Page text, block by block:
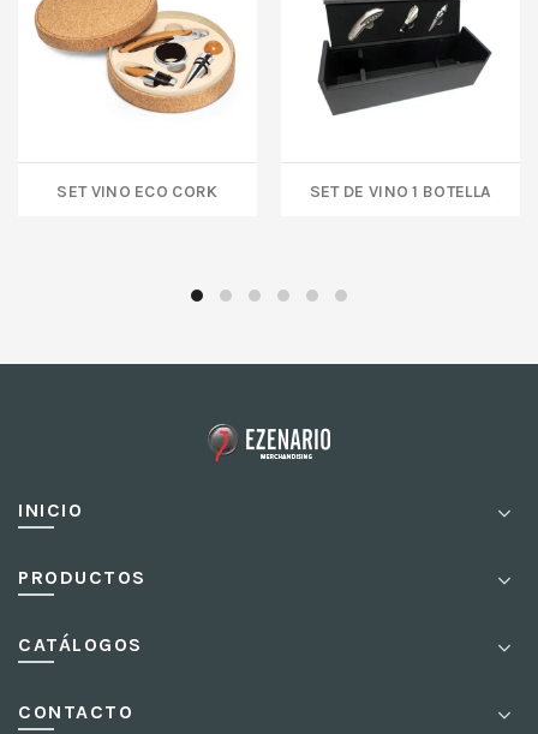
SET VINO ECO CORK Set de Vino 1 Botella
INICIO
PRODUCTOS
CATÁLOGOS
CONTACTO